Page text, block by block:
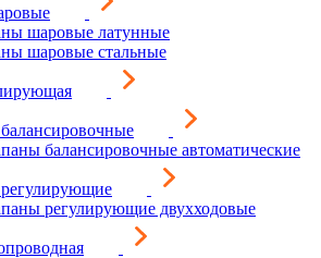
шаровые латунные
шаровые стальные
балансировочные автоматические
регулирующие двухходовые